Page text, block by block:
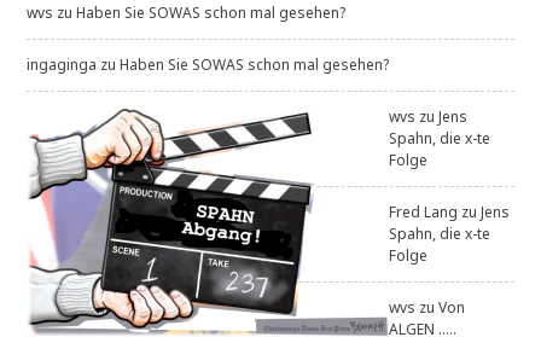
wvs zuHaben Sie SOWAS schon mal gesehen?
ingaginga zuHaben Sie SOWAS schon mal gesehen?
wvs zuJens
Spahn, die x-te
Folge
Fred Lang zuJens
Spahn, die x-te
Folge
wvs zuVon
ALGEN .....